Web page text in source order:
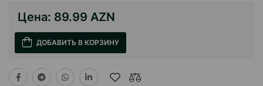
Цена: 89.99 AZN
ДОБАВИТЬ В КОРЗИНУ